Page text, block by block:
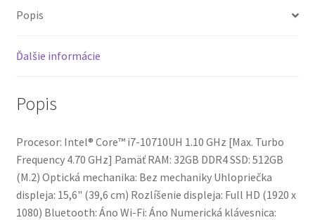
Popis
Ďalšie informácie
Popis
Procesor: Intel® Core™ i7-10710UH 1.10 GHz [Max. Turbo
Frequency 4.70 GHz] Pamäť RAM: 32GB DDR4 SSD: 512GB
(M.2) Optická mechanika: Bez mechaniky Uhlopriečka
displeja: 15,6" (39,6 cm) Rozlíšenie displeja: Full HD (1920 x
1080) Bluetooth: Áno Wi-Fi: Áno Numerická klávesnica: